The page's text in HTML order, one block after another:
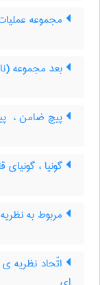
مجموعه
بعد مجموعه
پیچ ضامن ،
گونیا ، گونیای
مربوط به
اتّحاد نظریه